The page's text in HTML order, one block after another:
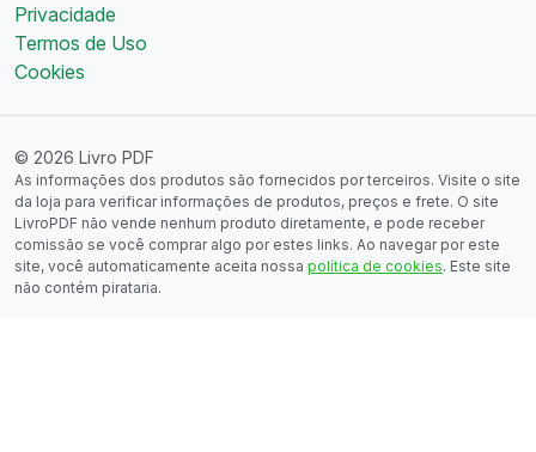
Privacidade
Termos de Uso
Cookies
© 2026 Livro PDF
As informações dos produtos são fornecidos por terceiros. Visite o site
da loja para verificar informações de produtos, preços e frete. O site
LivroPDF não vende nenhum produto diretamente, e pode receber
comissão se você comprar algo por estes links. Ao navegar por este
site, você automaticamente aceita nossa política de cookies. Este site
não contém pirataria.